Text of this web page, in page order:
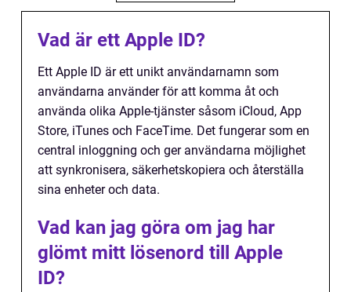
Vad är ett Apple ID?
Ett Apple ID är ett unikt användarnamn som
användarna använder för att komma åt och
använda olika Apple-tjänster såsom iCloud, App
Store, iTunes och FaceTime. Det fungerar som en
central inloggning och ger användarna möjlighet
att synkronisera, säkerhetskopiera och återställa
sina enheter och data.
Vad kan jag göra om jag har
glömt mitt lösenord till Apple
ID?